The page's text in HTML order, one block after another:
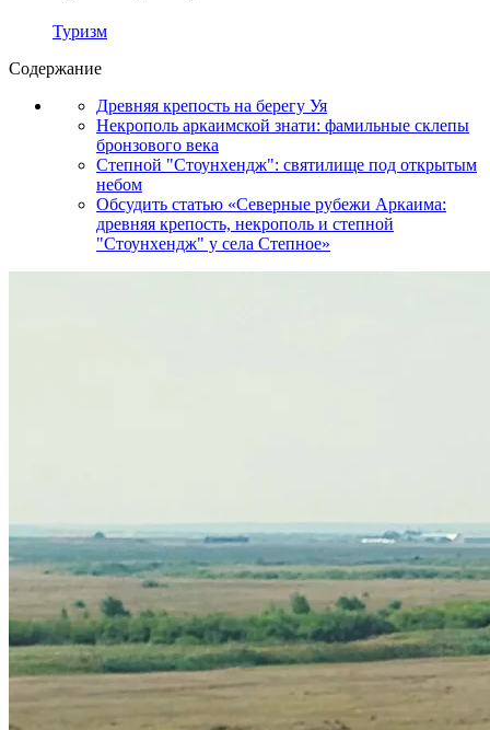
Туризм
Содержание
Древняя крепость на берегу Уя
Некрополь аркаимской знати: фамильные склепы
бронзового века
Степной "Стоунхендж": святилище под открытым
небом
Обсудить статью «Северные рубежи Аркаима:
древняя крепость, некрополь и степной
"Стоунхендж" у села Степное»